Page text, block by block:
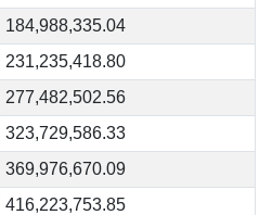
184,988,335.04
231,235,418.80
277,482,502.56
323,729,586.33
369,976,670.09
416,223,753.85